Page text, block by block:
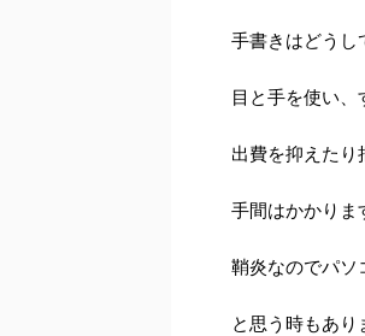
手書きはどうし
目と手を使い、
出費を抑えたり
手間はかかりま
鞘炎なのでパソ
と思う時もあり